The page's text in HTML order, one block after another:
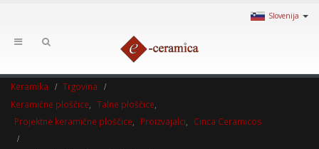
Slovenija
Keramika
Trgovina
Keramične ploščice
Talne ploščice
Projektne keramične ploščice
Proizvajalci Cinca Ceramicos